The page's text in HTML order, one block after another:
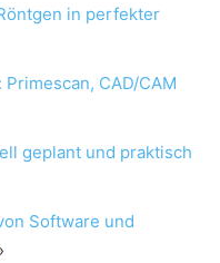
in perfekter
CAD/CAM
geplant und praktisch
Software und